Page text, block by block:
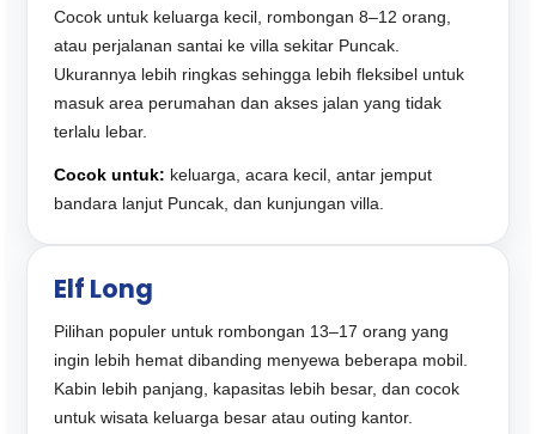
Cocok untuk keluarga kecil, rombongan 8–12 orang,
atau perjalanan santai ke villa sekitar Puncak.
Ukurannya lebih ringkas sehingga lebih fleksibel untuk
masuk area perumahan dan akses jalan yang tidak
terlalu lebar.
Cocok untuk: keluarga, acara kecil, antar jemput
bandara lanjut Puncak, dan kunjungan villa.
Elf Long
Pilihan populer untuk rombongan 13–17 orang yang
ingin lebih hemat dibanding menyewa beberapa mobil.
Kabin lebih panjang, kapasitas lebih besar, dan cocok
untuk wisata keluarga besar atau outing kantor.